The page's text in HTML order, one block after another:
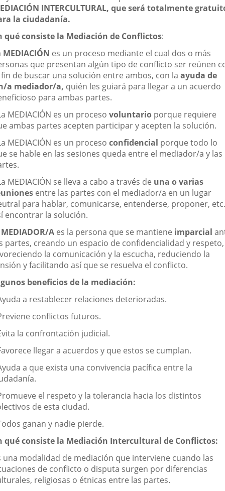
INTERCULTURAL, que será totalmente
la ciudadanía.
qué consiste la Mediación de Conflictos:
MEDIACIÓN es un proceso mediante el cual dos o más
que presentan algún tipo de conflicto ser reúnen
de buscar una solución entre ambos, con la ayuda de
a mediador/a, quién les guiará para llegar a un acuerdo
para ambas partes.
MEDIACIÓN es un proceso voluntario porque requiere
ambas partes acepten participar y acepten la solución.
MEDIACIÓN es un proceso confidencial porque todo lo
se hable en las sesiones queda entre el mediador/a y las
MEDIACIÓN se lleva a cabo a través de una o varias
entre las partes con el mediador/a en un lugar
para hablar, comunicarse, entenderse, proponer,
encontrar la solución.
MEDIADOR/A es la persona que se mantiene imparcial
partes, creando un espacio de confidencialidad y respeto,
la comunicación y la escucha, reduciendo la
y facilitando así que se resuelva el conflicto.
beneficios de la mediación:
a restablecer relaciones deterioradas.
conflictos futuros.
la confrontación judicial.
llegar a acuerdos y que estos se cumplan.
a que exista una convivencia pacífica entre la
el respeto y la tolerancia hacia los distintos
de esta ciudad.
ganan y nadie pierde.
qué consiste la Mediación Intercultural de Conflictos:
una modalidad de mediación que interviene cuando las
de conflicto o disputa surgen por diferencias
religiosas o étnicas entre las partes.